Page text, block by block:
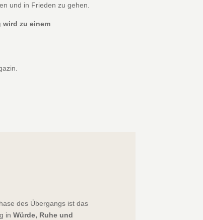
und in Frieden zu gehen.
wird zu einem
des Übergangs ist das
inWürde, Ruhe und